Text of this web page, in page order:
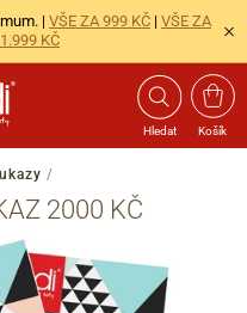
| VŠE ZA 999 KČ | VŠE ZA
KČ
Hledat Košík
/
2000 KČ